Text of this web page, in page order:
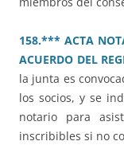
158.*** ACTA
ACUERDO DEL
la junta es
los socios, y se
notario para
inscribibles si no